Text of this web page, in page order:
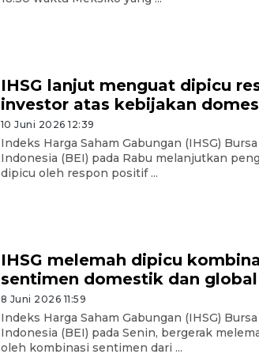
IHSG lanjut menguat dipicu
investor atas kebijakan
10 Juni 2026 12:39
Indeks Harga Saham Gabungan (IHSG)
Indonesia (BEI) pada Rabu melanjutkan
dipicu oleh respon positif ...
IHSG melemah dipicu
sentimen domestik dan global
8 Juni 2026 11:59
Indeks Harga Saham Gabungan (IHSG)
Indonesia (BEI) pada Senin, bergerak
oleh kombinasi sentimen dari ...
Unjuk rasa protes
Pasar Higienis
5 Mei 2026 05:32
Ambon ajak semua